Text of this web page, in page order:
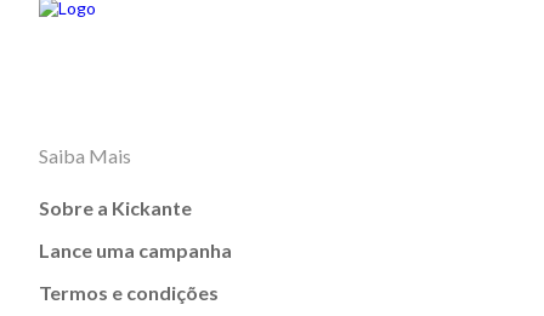
Saiba Mais
Sobre a Kickante
Lance uma campanha
Termos e condições